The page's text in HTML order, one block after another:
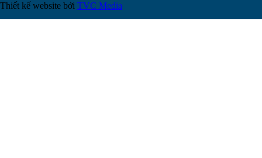
Thiết kế website bởi TVC Media